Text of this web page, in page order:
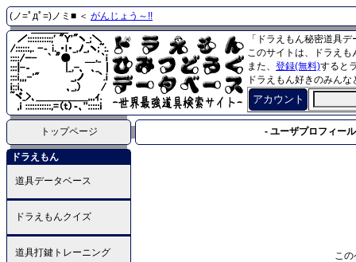
(ノ=ﾟдﾟ=)ノミ■ ＜ がんじょう～!!
「ドラえもん秘密道具
このサイトは、ドラえ
また、 登録(無料)すると
ドラえもん好きのみん
アカウント
トップページ - ユーザプロフィー
ドラえもん
道具データベース
ドラえもんクイズ
道具打鍵トレーニング こ